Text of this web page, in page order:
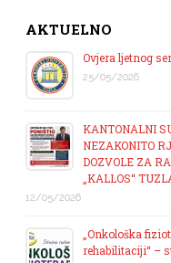
AKTUELNO
Ovjera ljetnog
25/05/2026
KANTONALNI
NEZAKONITO
DOZVOLE ZA
„KALLOS“
12/05/2026
„Onkološka
rehabilitaciji“ –